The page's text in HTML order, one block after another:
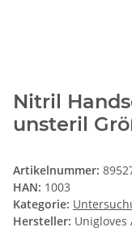
Nitril
unsteril
Artikelnummer:
HAN: 1003
Kategorie:
Hersteller: Unigloves